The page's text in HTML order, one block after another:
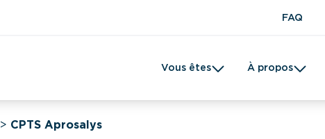
FAQ
Vous êtes À propos
CPTS Démographie
> CPTS Aprosalys